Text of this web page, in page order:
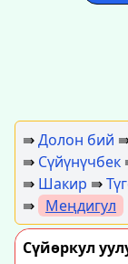
⇛Долон бий
⇛ Сүйүнүчбек
⇛ Шакир ⇛
⇛ Меңдигул
Сүйөркул